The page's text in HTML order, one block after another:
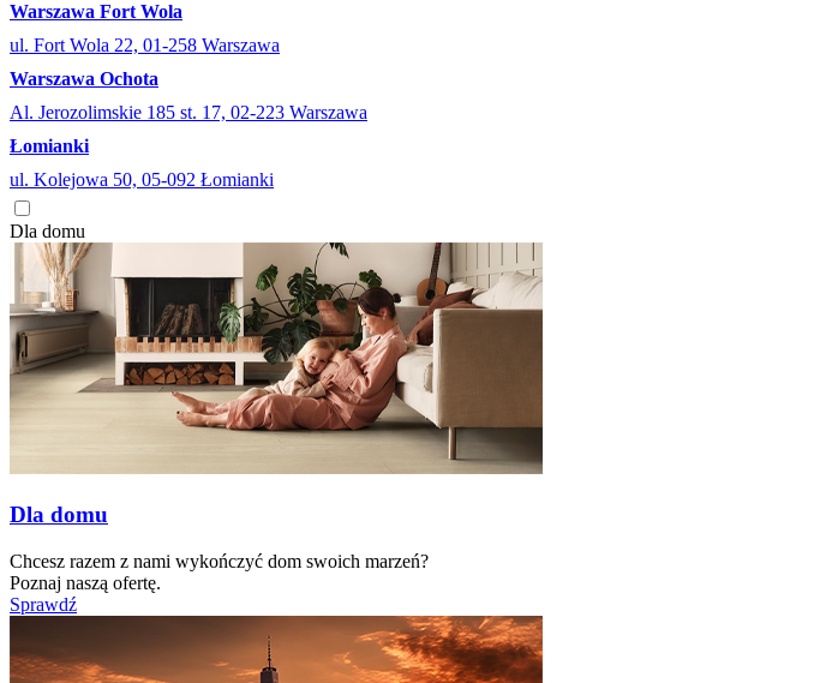
Warszawa Fort Wola
ul. Fort Wola 22, 01-258 Warszawa
Warszawa Ochota
Al. Jerozolimskie 185 st. 17, 02-223 Warszawa
Łomianki
ul. Kolejowa 50, 05-092 Łomianki
Dla domu
Dla domu
Chcesz razem z nami wykończyć dom swoich marzeń?
Poznaj naszą ofertę.
Sprawdź